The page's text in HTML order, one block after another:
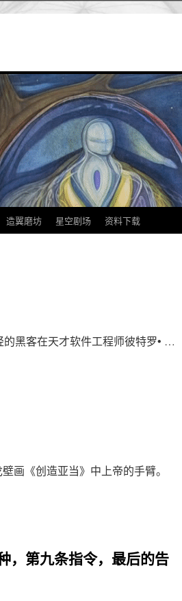
造翼磨坊 星空剧场 资料下载
黑客在天才软件工程师彼特罗• …
画《创造亚当》中上帝的手臂。
，第九条指令，最后的告